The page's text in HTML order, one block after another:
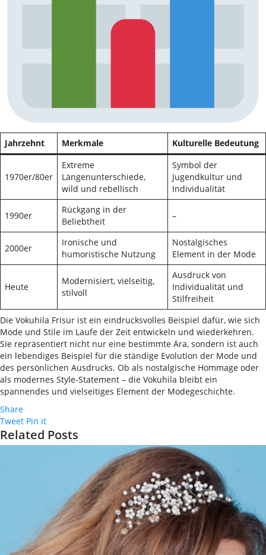
Jahrzehnt Merkmale Kulturelle Bedeutung
1970er/80er
Extreme
Längenunterschiede,
wild und rebellisch
Symbol der
Jugendkultur und
Individualität
1990er
Rückgang in der
Beliebtheit
–
2000er
Ironische und
humoristische Nutzung
Nostalgisches
Element in der Mode
Heute
Modernisiert, vielseitig,
stilvoll
Ausdruck von
Individualität und
Stilfreiheit
Die Vokuhila Frisur ist ein eindrucksvolles Beispiel dafür, wie sich
Mode und Stile im Laufe der Zeit entwickeln und wiederkehren.
Sie repräsentiert nicht nur eine bestimmte Ära, sondern ist auch
ein lebendiges Beispiel für die ständige Evolution der Mode und
des persönlichen Ausdrucks. Ob als nostalgische Hommage oder
als modernes Style-Statement – die Vokuhila bleibt ein
spannendes und vielseitiges Element der Modegeschichte.
Share
Tweet Pin it
Related Posts